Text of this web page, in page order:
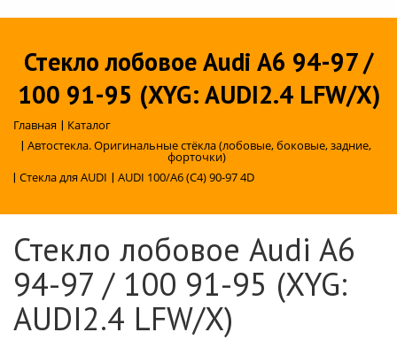
Стекло лобовое Audi A6 94-97 /
100 91-95 (XYG: AUDI2.4 LFW/X)
Главная | Каталог
| Автостекла. Оригинальные стёкла (лобовые, боковые, задние,
форточки)
| Стекла для AUDI | AUDI 100/A6 (C4) 90-97 4D
Стекло лобовое Audi A6
94-97 / 100 91-95 (XYG:
AUDI2.4 LFW/X)